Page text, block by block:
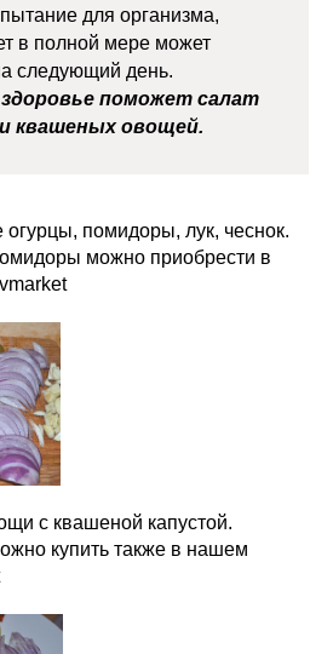
для организма,
в полной мере может
следующий день.
поможет салат
квашеных овощей.
помидоры, лук, чеснок.
можно приобрести в
с квашеной капустой.
купить также в нашем